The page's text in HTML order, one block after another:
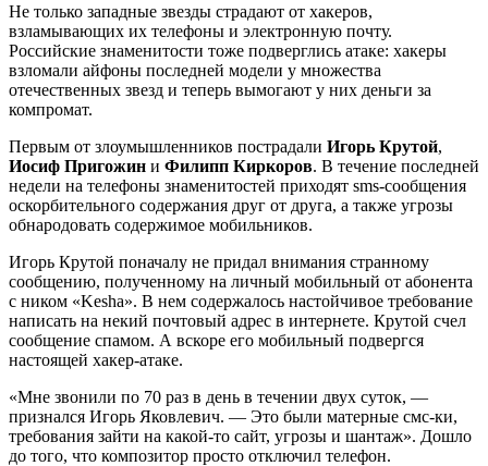
Не только западные звезды страдают от хакеров,
взламывающих их телефоны и электронную почту.
Российские знаменитости тоже подверглись атаке: хакеры
взломали айфоны последней модели у множества
отечественных звезд и теперь вымогают у них деньги за
компромат.
Первым от злоумышленников пострадали Игорь Крутой,
Иосиф Пригожин и Филипп Киркоров. В течение последней
недели на телефоны знаменитостей приходят sms-сообщения
оскорбительного содержания друг от друга, а также угрозы
обнародовать содержимое мобильников.
Игорь Крутой поначалу не придал внимания странному
сообщению, полученному на личный мобильный от абонента
с ником «Kesha». В нем содержалось настойчивое требование
написать на некий почтовый адрес в интернете. Крутой счел
сообщение спамом. А вскоре его мобильный подвергся
настоящей хакер-атаке.
«Мне звонили по 70 раз в день в течении двух суток, —
признался Игорь Яковлевич. — Это были матерные смс-ки,
требования зайти на какой-то сайт, угрозы и шантаж». Дошло
до того, что композитор просто отключил телефон.